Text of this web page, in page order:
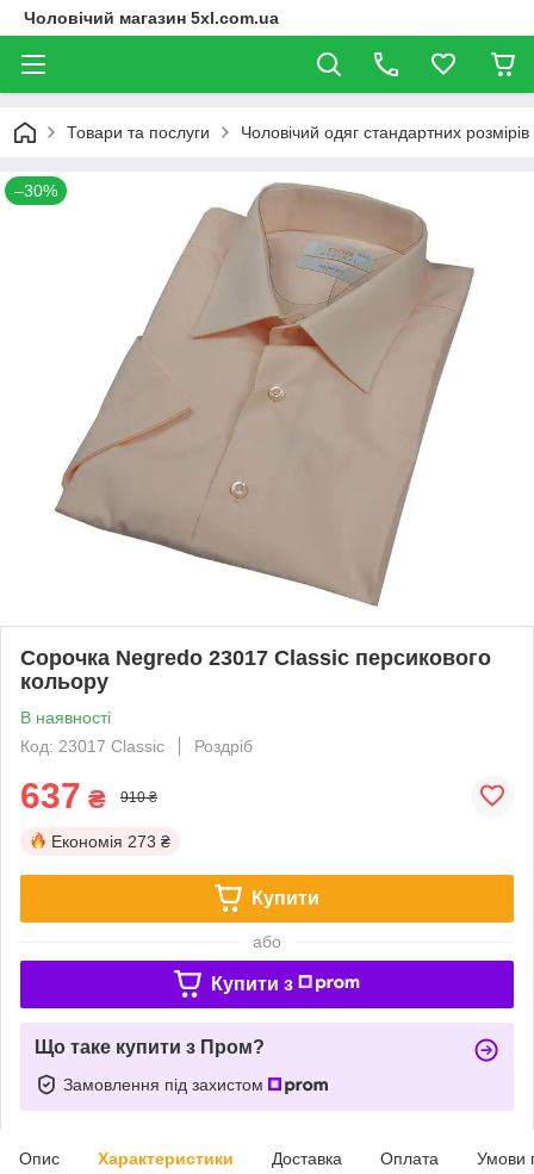
Чоловічий магазин 5xl.com.ua
Товари та послуги Чоловічий одяг стандартних розмірів
–30%
Cорочка Negredo 23017 Classic персикового
кольору
В наявності
Код: 23017 Classic
Роздріб
637 ₴ 910 ₴
Економія 273 ₴
Купити
або
Купити з
Що таке купити з Пром?
Замовлення під захистом
Опис Характеристики Доставка Оплата Умови